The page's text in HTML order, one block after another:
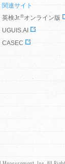
関連サイト
英検Jr.®オンライン版
UGUIS.AI
CASEC